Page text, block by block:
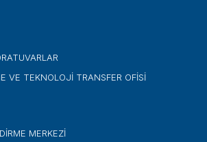
VE TEKNOLOJI TRANSFER OFISI
MERKEZİ